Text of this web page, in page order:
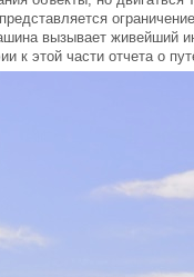
вызывает живейший
к этой части отчета о